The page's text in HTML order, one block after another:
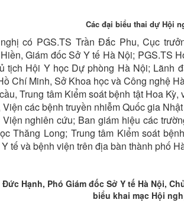
Các đại biểu thai dự Hội
có PGS.TS Trần Đắc Phu, Cục
Giám đốc Sở Y tế Hà Nội; PGS.TS
tịch Hội Y học Dự phòng Hà Nội; Lãnh
Chí Minh, Sở Khoa học và Công nghệ
Trung tâm Kiểm soát bệnh tật Hoa
các bệnh truyền nhiễm Quốc gia
Viện nghiên cứu; Ban giám hiệu các
Thăng Long; Trung tâm Kiểm soát
tế và bệnh viện trên địa bàn thành phố
Đức Hạnh, Phó Giám đốc Sở Y tế Hà Nội,
biểu khai mạc Hội